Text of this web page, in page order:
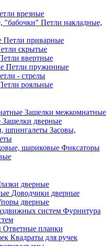
врезные
Петли накладные,
Петли приварные
скрытые
ввертные
Петли пружинные
- стрелы
рояльные
Защелки межкомнатные
Защелки дверные
Засовы,
Фиксаторы
дверные
Доводчики дверные
дверные
Фурнитура
Ответные планки
Квадраты для ручек